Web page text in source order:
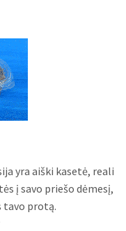
yra aiški kasetė, reali
į savo priešo dėmesį,
tavo protą.